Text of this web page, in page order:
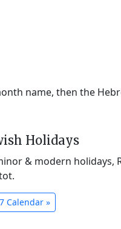
name, then the
Holidays
& modern holidays,
Calendar »